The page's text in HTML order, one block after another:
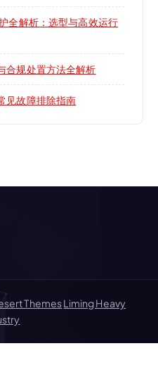
全解析：选型与高效运行
合规处置方法全解析
见故障排除指南
ThemesLiming Heavy